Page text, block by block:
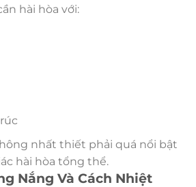
hài hòa với:
nhất thiết phải quá nổi bật
hài hòa tổng thể.
Nắng Và Cách Nhiệt